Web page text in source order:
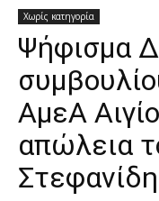
Χωρίς κατηγορία
Ψήφισμα
ΑμεΑ
απώλεια
Στεφανίδη